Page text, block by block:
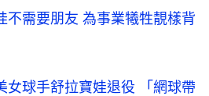
不需要朋友 為事業犧牲靚樣背
女球手舒拉寶娃退役 「網球帶